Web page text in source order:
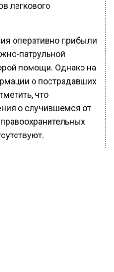
легкового
оперативно прибыли
патрульной
помощи. Однако на
о пострадавших
что
о случившемся от